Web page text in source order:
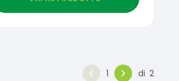
1 di 2